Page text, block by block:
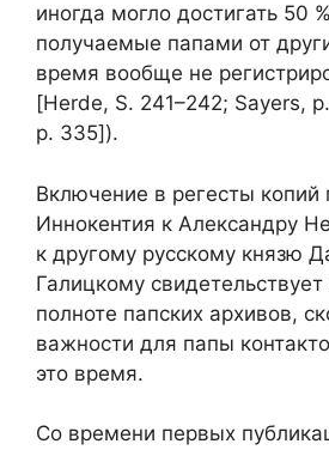
иногда могло достигать 50
получаемые папами от
время вообще не
[Herde, S. 241–242; Sayers,
p. 335]).
Включение в регесты копий
Иннокентия к Александру
к другому русскому князю
Галицкому свидетельствует
полноте папских архивов,
важности для папы
это время.
Со времени первых